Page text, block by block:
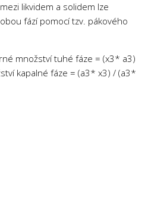
likvidem a solidem lze
fází pomocí tzv. pákového
množství tuhé fáze = (x3* a3)
kapalné fáze = (a3* x3) / (a3*